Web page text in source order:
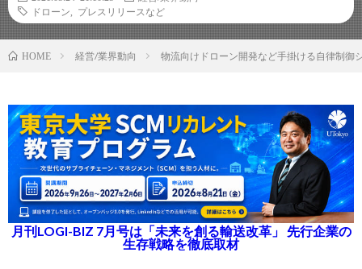
ドローン
プレスリリースなど
HOME 経営/業界動向 物流向けドローン開発など手掛ける自律制御
月刊LOGI-BIZ 7月号は「未来を創る輸送改革」 先行企業の
生存戦略を徹底取材